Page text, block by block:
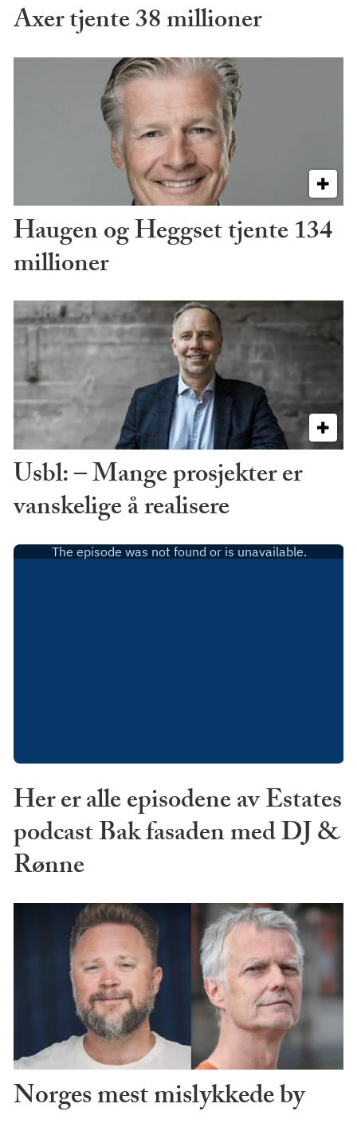
Axer tjente 38 millioner
Haugen og Heggset tjente 134
millioner
Usbl: – Mange prosjekter er
vanskelige å realisere
Her er alle episodene av Estates
podcast Bak fasaden med DJ &
Rønne
Norges mest mislykkede by